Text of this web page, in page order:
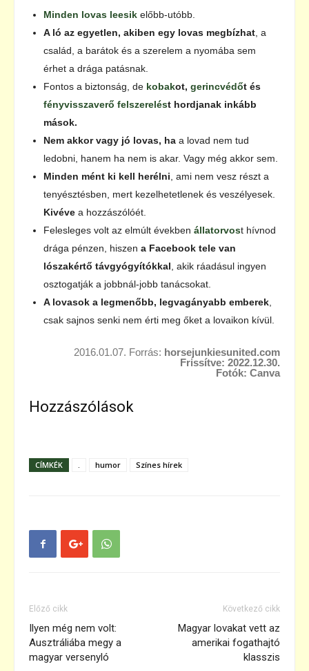
Minden lovas leesik előbb-utóbb.
A ló az egyetlen, akiben egy lovas megbízhat, a
család, a barátok és a szerelem a nyomába sem
érhet a drága patásnak.
Fontos a biztonság, de kobakot, gerincvédőt és
fényvisszaverő felszerelést hordjanak inkább
mások.
Nem akkor vagy jó lovas, ha a lovad nem tud
ledobni, hanem ha nem is akar. Vagy még akkor sem.
Minden mént ki kell herélni, ami nem vesz részt a
tenyésztésben, mert kezelhetetlenek és veszélyesek.
Kivéve a hozzászólóét.
Felesleges volt az elmúlt években állatorvost hívnod
drága pénzen, hiszen a Facebook tele van
lószakértő távgyógyítókkal, akik ráadásul ingyen
osztogatják a jobbnál-jobb tanácsokat.
A lovasok a legmenőbb, legvagányabb emberek,
csak sajnos senki nem érti meg őket a lovaikon kívül.
2016.01.07. Forrás: horsejunkiesunited.com
Frissítve: 2022.12.30.
Fotók: Canva
Hozzászólások
CÍMKÉK . humor Színes hírek
Előző cikk
Ilyen még nem volt:
Ausztráliába megy a
magyar versenyló
Következő cikk
Magyar lovakat vett az
amerikai fogathajtó
klasszis